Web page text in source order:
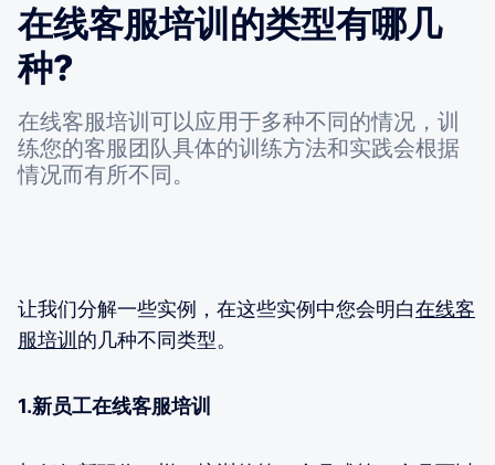
在线客服培训的类型有哪几
种?
在线客服培训可以应用于多种不同的情况，训
练您的客服团队具体的训练方法和实践会根据
情况而有所不同。
让我们分解一些实例，在这些实例中您会明白在线客
服培训的几种不同类型。
1.新员工在线客服培训